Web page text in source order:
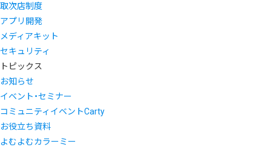
取次店制度
アプリ開発
メディアキット
セキュリティ
トピックス
お知らせ
イベント・セミナー
コミュニティイベントCarty
お役立ち資料
よむよむカラーミー